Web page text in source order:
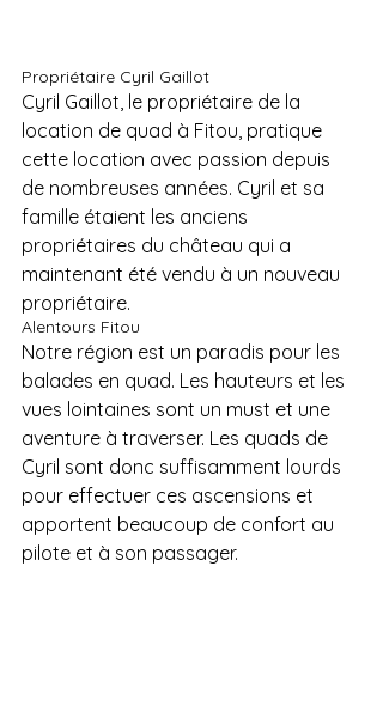
Propriétaire Cyril Gaillot
Cyril Gaillot, le propriétaire de la
location de quad à Fitou, pratique
cette location avec passion depuis
de nombreuses années. Cyril et sa
famille étaient les anciens
propriétaires du château qui a
maintenant été vendu à un nouveau
propriétaire.
Alentours Fitou
Notre région est un paradis pour les
balades en quad. Les hauteurs et les
vues lointaines sont un must et une
aventure à traverser. Les quads de
Cyril sont donc suffisamment lourds
pour effectuer ces ascensions et
apportent beaucoup de confort au
pilote et à son passager.